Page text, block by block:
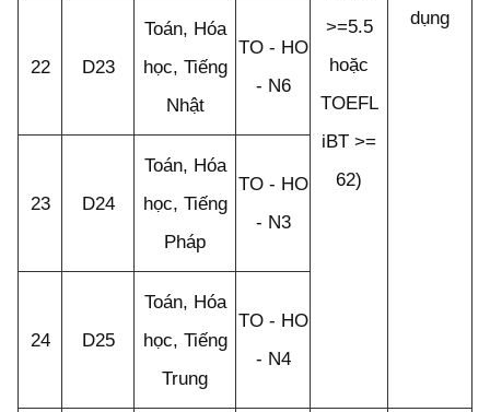
>=5.5
hoặc
TOEFL
iBT >=
62)
dụng
22 D23
Toán, Hóa
học, Tiếng
Nhật
TO - HO
- N6
23 D24
Toán, Hóa
học, Tiếng
Pháp
TO - HO
- N3
24 D25
Toán, Hóa
học, Tiếng
Trung
TO - HO
- N4